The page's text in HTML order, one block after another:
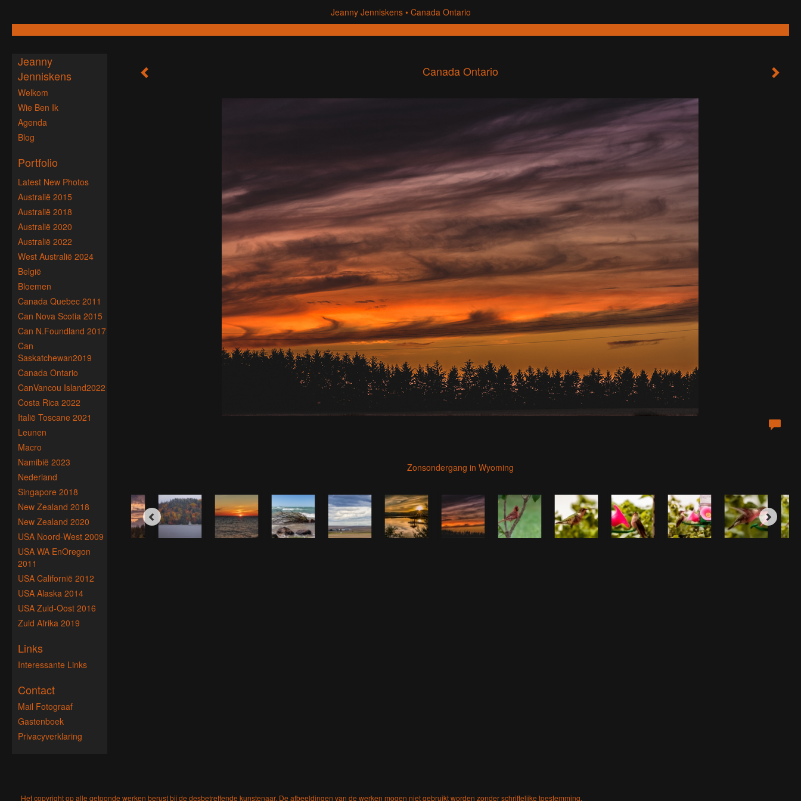
Jeanny Jenniskens Canada Ontario
Canada Ontario
Zonsondergang in Wyoming
Jeanny
Jenniskens
Welkom
Wie Ben Ik
Agenda
Blog
Portfolio
Latest New Photos
Australië 2015
Australië 2018
Australië 2020
Australië 2022
West Australië 2024
België
Bloemen
Canada Quebec 2011
Can Nova Scotia 2015
Can N.Foundland 2017
Can
Saskatchewan2019
Canada Ontario
CanVancou Island2022
Costa Rica 2022
Italië Toscane 2021
Leunen
Macro
Namibië 2023
Nederland
Singapore 2018
New Zealand 2018
New Zealand 2020
USA Noord-West 2009
USA WA EnOregon
2011
USA Californië 2012
USA Alaska 2014
USA Zuid-Oost 2016
Zuid Afrika 2019
Links
Interessante Links
Contact
Mail Fotograaf
Gastenboek
Privacyverklaring
Het copyright op alle getoonde werken berust bij de desbetreffende kunstenaar. De afbeeldingen van de werken mogen niet gebruikt worden zonder schriftelijke toestemming.